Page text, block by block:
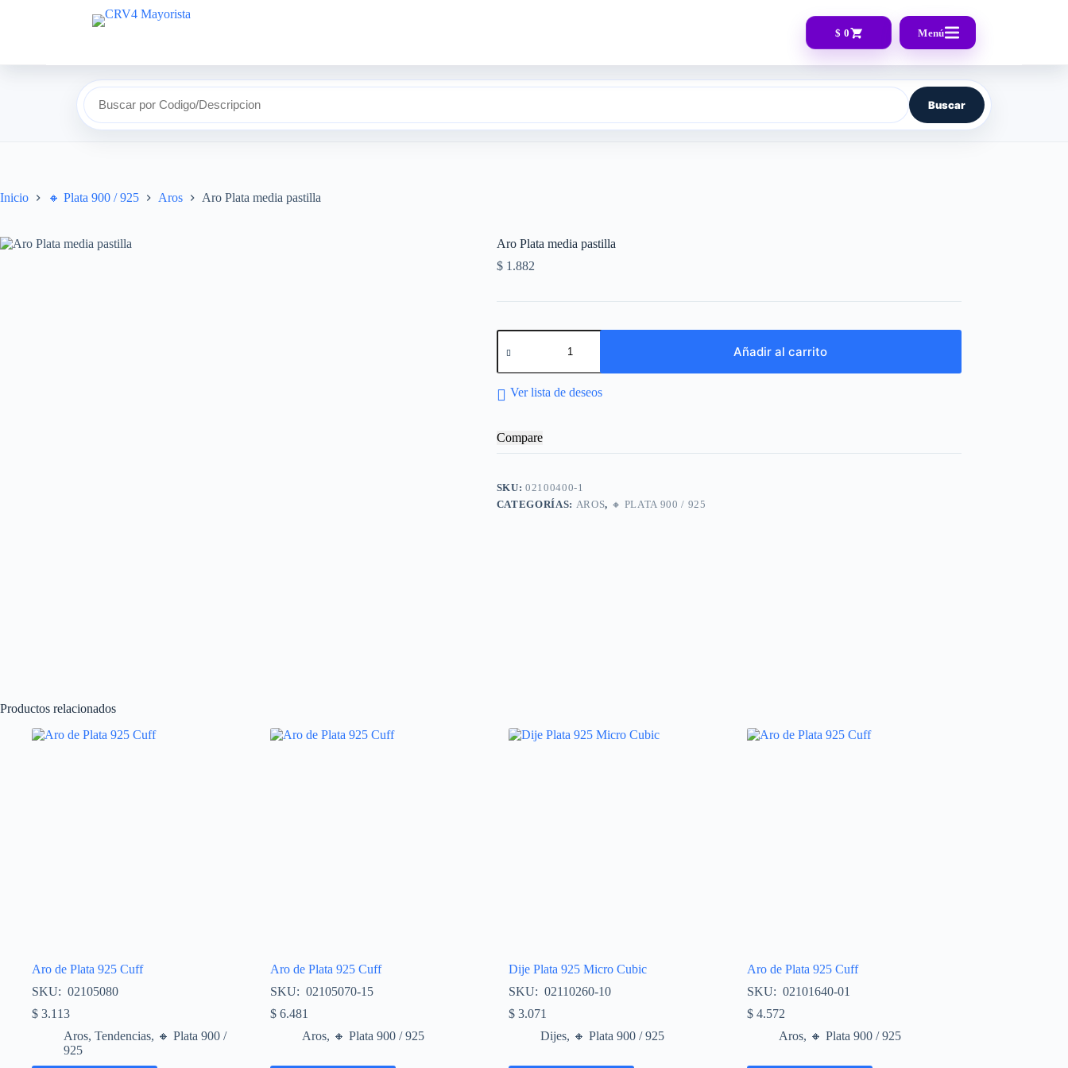
$ 0 Menú
Buscar por Codigo/Descripcion Buscar
Inicio 🔸​ Plata 900 / 925 Aros Aro Plata media pastilla
Aro Plata media pastilla
$1.882
Añadir al carrito
Ver lista de deseos
Compare
SKU:02100400-1
CATEGORÍAS: AROS, 🔸​ PLATA 900 / 925
Productos relacionados
Aro de Plata 925 Cuff
SKU: 02105080
$ 3.113
Aros, Tendencias, 🔸​ Plata 900 /
925
Aro de Plata 925 Cuff
SKU: 02105070-15
$6.481
Aros, 🔸​ Plata 900 / 925
Dije Plata 925 Micro Cubic
SKU: 02110260-10
$3.071
Dijes, 🔸​ Plata 900 / 925
Aro de Plata 925 Cuff
SKU: 02101640-01
$4.572
Aros, 🔸​ Plata 900 / 925